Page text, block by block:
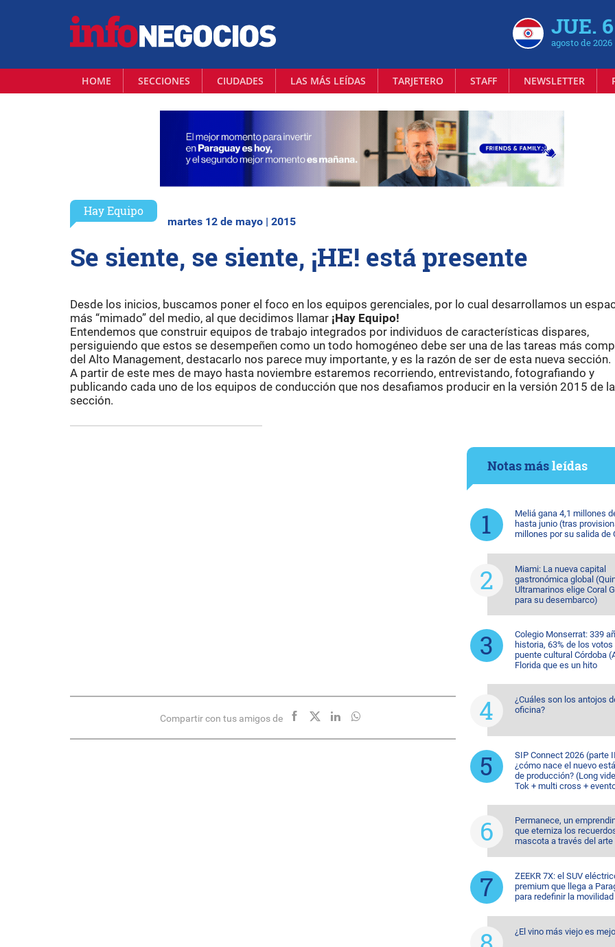
JUE. 6
agosto de 2026
HOME SECCIONES CIUDADES LAS MÁS LEÍDAS TARJETERO STAFF NEWSLETTER
Hay Equipo
martes 12 de mayo | 2015
Se siente, se siente, ¡HE! está presente
Desde los inicios, buscamos poner el foco en los equipos gerenciales, por lo cual desarrollamos un
más “mimado” del medio, al que decidimos llamar ¡Hay Equipo!
Entendemos que construir equipos de trabajo integrados por individuos de características dispares,
persiguiendo que estos se desempeñen como un todo homogéneo debe ser una de las tareas más
del Alto Management, destacarlo nos parece muy importante, y es la razón de ser de esta nueva sección.
A partir de este mes de mayo hasta noviembre estaremos recorriendo, entrevistando, fotografiando y
publicando cada uno de los equipos de conducción que nos desafiamos producir en la versión 2015 de la
sección.
Compartir con tus amigos de
Notas másleídas
Meliá gana 4,1 millones
hasta junio (tras
millones por su salida de
Miami: La nueva capital
gastronómica global
Ultramarinos elige Coral
para su desembarco)
Colegio Monserrat: 339
historia, 63% de los votos
puente cultural Córdoba
Florida que es un hito
¿Cuáles son los antojos
oficina?
SIP Connect 2026 (parte
¿cómo nace el nuevo
de producción? (Long
Tok + multi cross +
Permanece, un
que eterniza los
mascota a través del arte
ZEEKR 7X: el SUV
premium que llega a
para redefinir la movilidad
¿El vino más viejo es